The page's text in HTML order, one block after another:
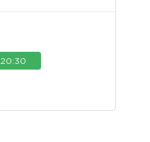
20:30